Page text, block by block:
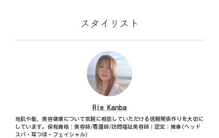
スタイリスト
Rie Kanba
地肌や髪、美容健康について気軽に相談していただける信頼関係作りを大切に
しています。保有資格：美容師/看護師/訪問福祉美容師｜認定：推拿(ヘッド
スパ・耳つぼ・フェイシャル)